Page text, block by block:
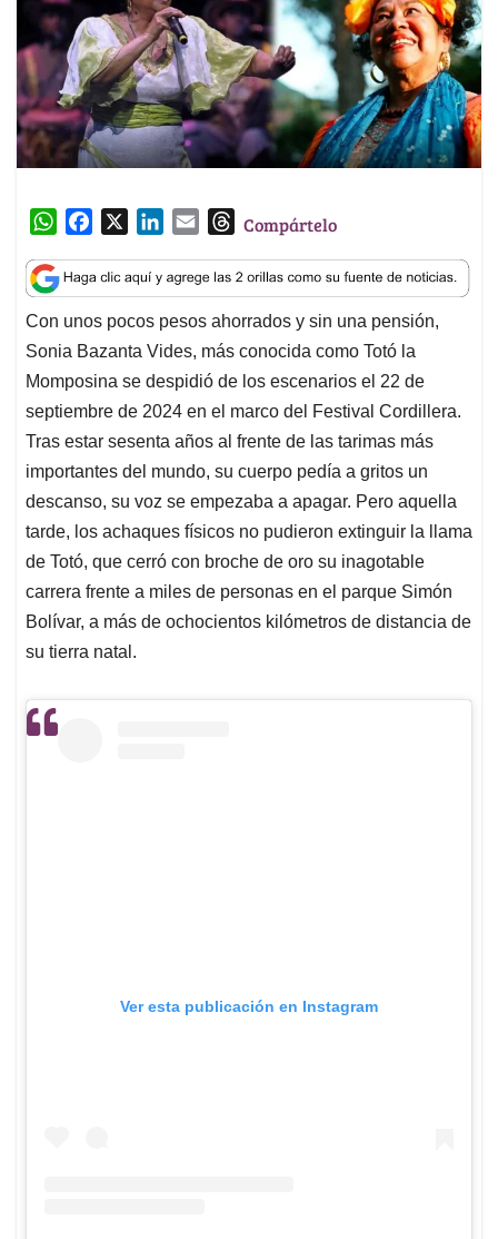
W
a
t
s
A
p
p
c
e
b
o
o
k
n
k
e
d
I
n
a
i
l
T
r
e
a
d
s
Compártelo
Con unos pocos pesos ahorrados y sin una pensión,
Sonia Bazanta Vides, más conocida como Totó la
Momposina se despidió de los escenarios el 22 de
septiembre de 2024 en el marco del Festival Cordillera.
Tras estar sesenta años al frente de las tarimas más
importantes del mundo, su cuerpo pedía a gritos un
descanso, su voz se empezaba a apagar. Pero aquella
tarde, los achaques físicos no pudieron extinguir la llama
de Totó, que cerró con broche de oro su inagotable
carrera frente a miles de personas en el parque Simón
Bolívar, a más de ochocientos kilómetros de distancia de
su tierra natal.
Ver esta publicación en Instagram